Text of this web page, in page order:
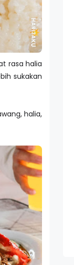
rasa halia
sukakan
halia,